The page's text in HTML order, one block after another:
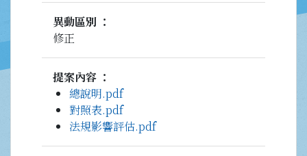
異動區別
修正
提案內容
總說明.pdf
對照表.pdf
法規影響評估.pdf